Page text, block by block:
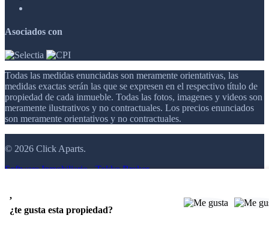
,
¿te gusta esta propiedad?
Asociados con
Todas las medidas enunciadas son meramente orientativas, las
medidas exactas serán las que se expresen en el respectivo título de
propiedad de cada inmueble. Todas las fotos, imagenes y videos son
meramente ilustrativos y no contractuales. Los precios enunciados
son meramente orientativos y no contractuales.
© 2026 Click Aparts.
Software Inmobiliario - Tokko Broker